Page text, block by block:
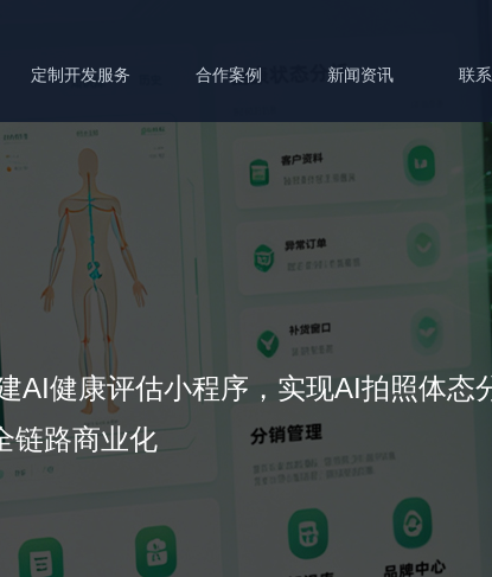
定制开发服务 合作案例 新闻资讯 联
AI健康评估小程序，实现AI拍照体态
链路商业化